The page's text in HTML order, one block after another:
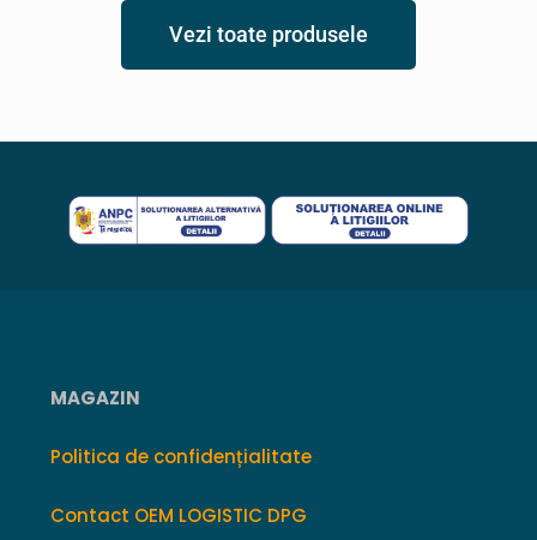
Vezi toate produsele
MAGAZIN
Politica de confidențialitate
Contact OEM LOGISTIC DPG